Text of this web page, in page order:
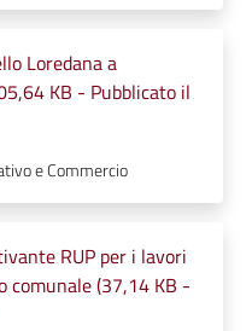
Loredana a
KB - Pubblicato il
e Commercio
RUP per i lavori
(37,14 KB -